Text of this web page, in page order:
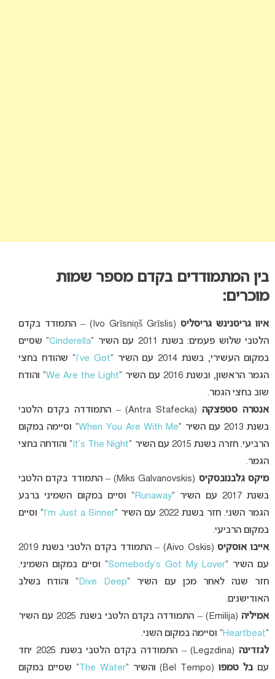
בין המתמודדים בקדם מספר שמות
מוכרים:
איוו גריסנינש גריסליס
(Ivo Grīsniņš Grīslis) – התמודד בקדם
הלטבי שלוש פעמים: בשנת 2011 עם השיר “
Cinderella” שסיים
במקום העשירי, בשנת 2014 עם השיר “
I’ve Got ” שהודח בחצי
הגמר הראשון, ובשנת 2016 עם השיר “
We Are the Light” והודח
שוב בחצי הגמר.
אנטרה סטפצקה
(Antra Stafecka) – התמודדה בקדם הלטבי
בשנת 2013 עם השיר “
When You Are With Me” וסיימה במקום
הרביעי. חזרה בשנת 2015 עם השיר “
It’s The Night ” והודחה בחצי
הגמר.
מיקס גלבנובסקיס
(Miks Galvanovskis) – התמודד בקדם הלטבי
בשנת 2017 עם השיר “
Runaway ” וסיים במקום השמיני ברבע
הגמר השני. חזר בשנת 2022 עם השיר “
I’m Just a Sinner ” וסיים
במקום הרביעי.
אייבו אוסקיס
(Aivo Oskis) – התמודד בקדם הלטבי בשנת 2019
עם השיר “Somebody’s Got My Lover” וסיים במקום השמיני.
חזר שנה לאחר מכן עם השיר “Dive Deep ” והודח בשלב
האודישנים.
אמיליה
(Emilija) – התמודדה בקדם הלטבי בשנת 2025 עם השיר
“
Heartbeat” וסיימה במקום השני.
לגזדינה
(Legzdina) – התמודדה בקדם הלטבי בשנת 2025 יחד
עם בל טמפו(Bel Tempo) והשיר “ The Water ” שסיים במקום